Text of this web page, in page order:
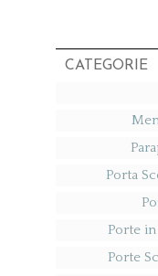
CATEGORIE
Porta
Porte
Porte